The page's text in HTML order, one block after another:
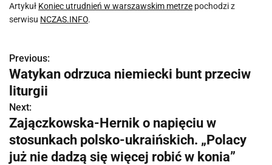
Artykuł Koniec utrudnień w warszawskim metrze pochodzi z
serwisu NCZAS.INFO.
N
a
w
i
g
Previous:
Watykan odrzuca niemiecki bunt przeciw
liturgii
Next:
Zajączkowska-Hernik o napięciu w
stosunkach polsko-ukraińskich. „Polacy
już nie dadzą się więcej robić w konia”